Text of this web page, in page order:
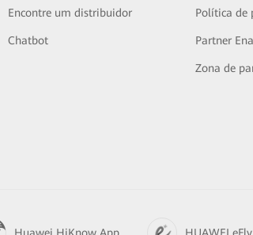
Encontre um distribuidor
Chatbot
Política de
Partner
Zona de
Huawei HiKnow App HUAWEI